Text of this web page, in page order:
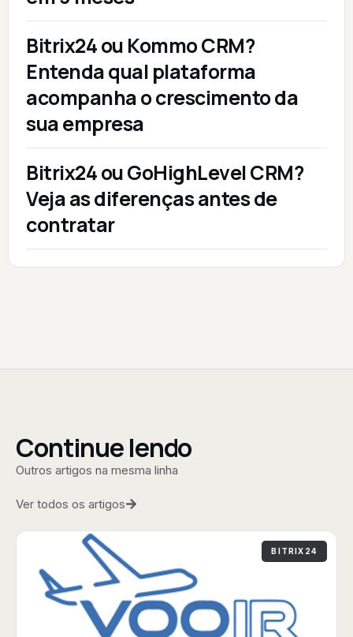
Bitrix24 ou Kommo CRM?
Entenda qual plataforma
acompanha o crescimento da
sua empresa
Bitrix24 ou GoHighLevel CRM?
Veja as diferenças antes de
contratar
Continue lendo
Outros artigos na mesma linha
Ver todos os artigos
BITRIX24